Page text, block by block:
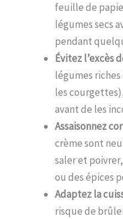
feuille de
légumes secs
pendant
Évitez l’excès
légumes
les
avant de les
Assaisonnez
crème sont
saler et
ou des épices
Adaptez la
risque de